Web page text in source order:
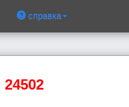
справка
24502